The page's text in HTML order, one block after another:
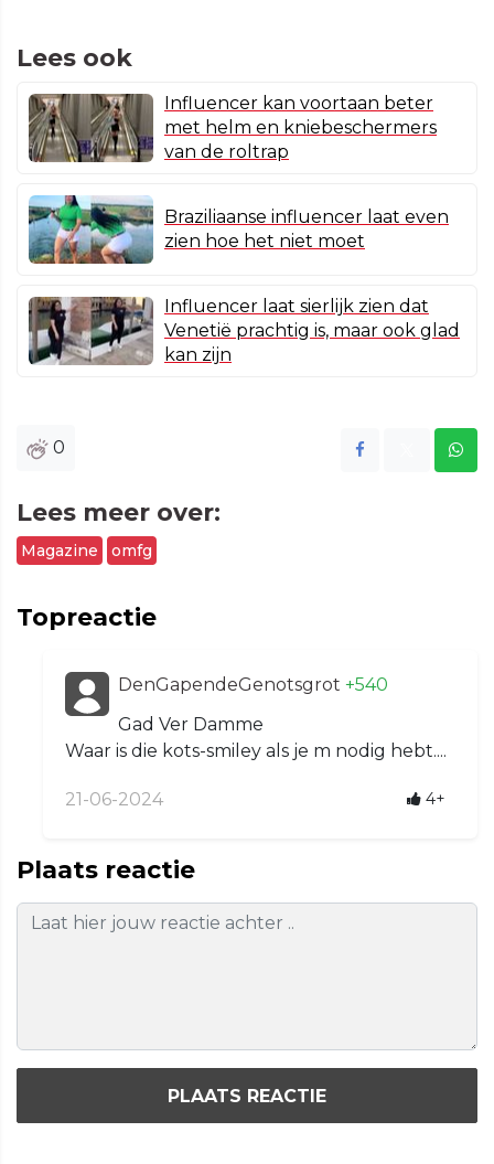
Lees ook
Influencer kan voortaan beter
met helm en kniebeschermers
van de roltrap
Braziliaanse influencer laat even
zien hoe het niet moet
Influencer laat sierlijk zien dat
Venetië prachtig is, maar ook glad
kan zijn
0
Lees meer over:
Magazine omfg
Topreactie
DenGapendeGenotsgrot +540
Gad Ver Damme
Waar is die kots-smiley als je m nodig hebt....
21-06-2024 4+
Plaats reactie
PLAATS REACTIE